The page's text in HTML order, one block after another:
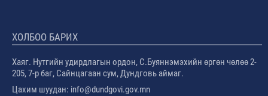
ХОЛБОО БАРИХ
Хаяг. Нутгийн удирдлагын ордон, С.Буяннэмэхийн өргөн чөлөө 2-
205, 7-р баг, Сайнцагаан сум, Дундговь аймаг.
Цахим шуудан: info@dundgovi.gov.mn